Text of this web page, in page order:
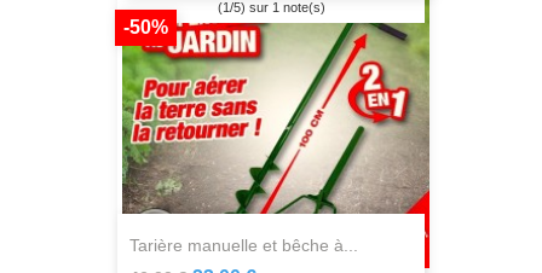
(1/5) sur 1 note(s)
tarière manuelle et bêche à...
-50%